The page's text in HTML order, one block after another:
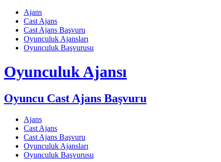
Skip
content
Ajans
Cast Ajans
Cast Ajans Başvuru
Oyunculuk Ajansları
Oyunculuk Başvurusu
Oyunculuk Ajansı
Oyuncu Cast Ajans Başvuru
Ajans
Cast Ajans
Cast Ajans Başvuru
Oyunculuk Ajansları
Oyunculuk Başvurusu